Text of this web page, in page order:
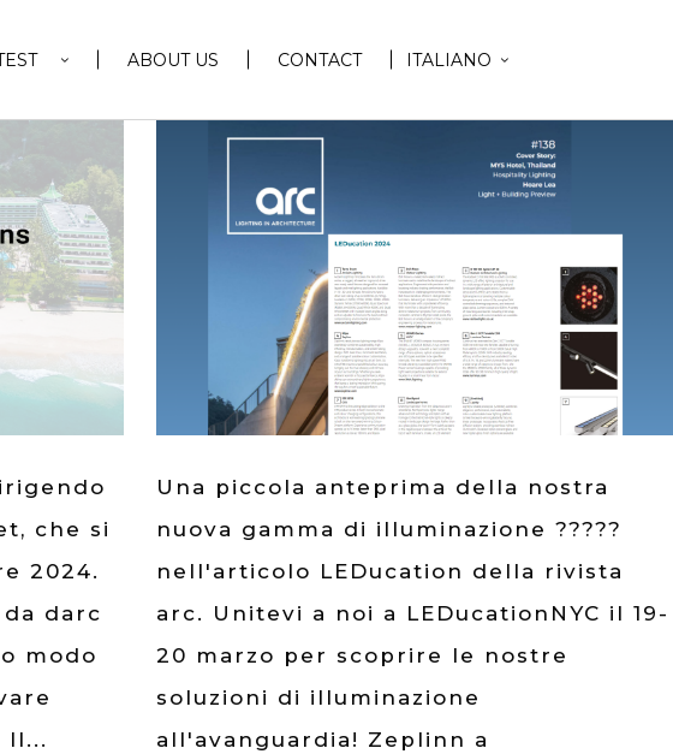
ABOUT US CONTACT ITALIANO
che si
2024.
darc
modo
Il...
Una piccola anteprima della nostra
nuova gamma di illuminazione ?????
nell'articolo LEDucation della rivista
arc. Unitevi a noi a LEDucationNYC il 19-
20 marzo per scoprire le nostre
soluzioni di illuminazione
all'avanguardia! Zeplinn a